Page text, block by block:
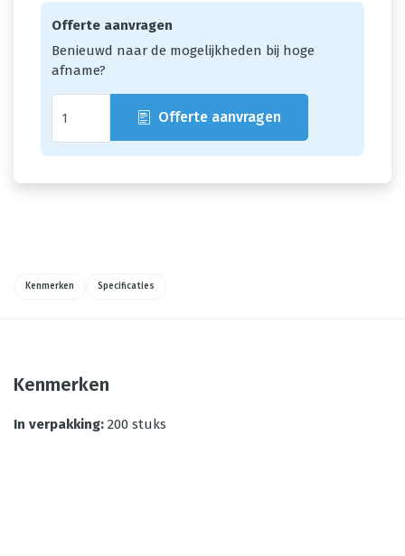
Offerte aanvragen
Benieuwd naar de mogelijkheden bij hoge
afname?
Offerte aanvragen
Kenmerken Specificaties
Kenmerken
In verpakking: 200 stuks